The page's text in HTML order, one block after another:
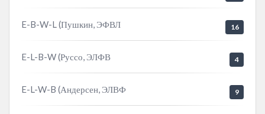
E-B-W-L (Пушкин, ЭФВЛ 16
E-L-B-W (Руссо, ЭЛФВ 4
E-L-W-B (Андерсен, ЭЛВФ 9